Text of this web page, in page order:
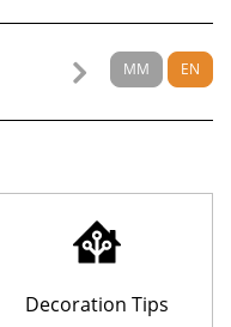
MM EN
Decoration Tips